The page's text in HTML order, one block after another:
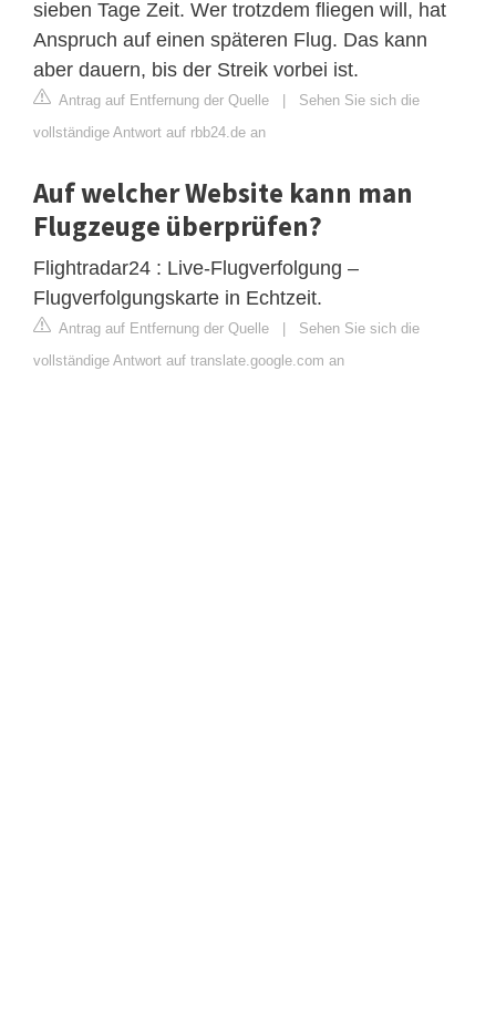
sieben Tage Zeit. Wer trotzdem fliegen will, hat
Anspruch auf einen späteren Flug. Das kann
aber dauern, bis der Streik vorbei ist.
Antrag auf Entfernung der Quelle | Sehen Sie sich die
vollständige Antwort auf rbb24.de an
Auf welcher Website kann man
Flugzeuge überprüfen?
Flightradar24 : Live-Flugverfolgung –
Flugverfolgungskarte in Echtzeit.
Antrag auf Entfernung der Quelle | Sehen Sie sich die
vollständige Antwort auf translate.google.com an